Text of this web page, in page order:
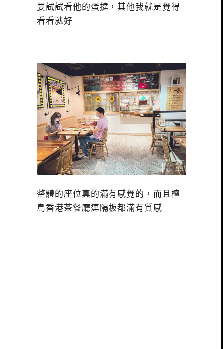
要試試看他的蛋撻，其他我就是覺得
看看就好
整體的座位真的滿有感覺的，而且檀
島香港茶餐廳連隔板都滿有質感